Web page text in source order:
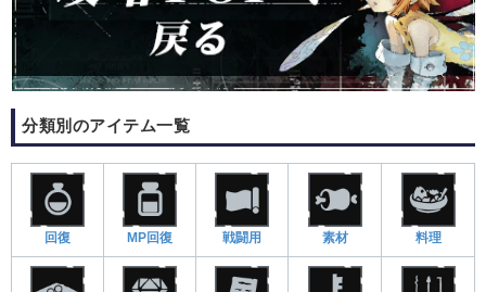
分類別のアイテム一覧
回復 MP回復 戦闘用 素材 料理